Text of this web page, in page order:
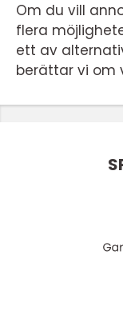
Om du vill
flera
ett av
berättar vi om